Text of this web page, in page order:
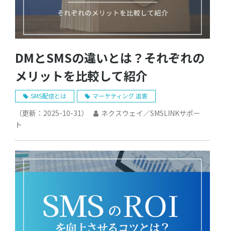
DMとSMSの違いとは？それぞれの
メリットを比較して紹介
SMS配信とは マーケティング 追客
（更新： 2025-10-31）
ネクスウェイ／SMSLINKサポー
ト